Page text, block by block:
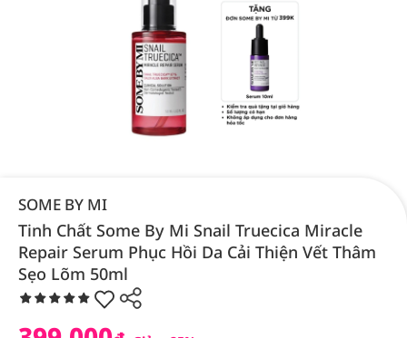
SOME BY MI
Tinh Chất Some By Mi Snail Truecica Miracle
Repair Serum Phục Hồi Da Cải Thiện Vết Thâm
Sẹo Lõm 50ml